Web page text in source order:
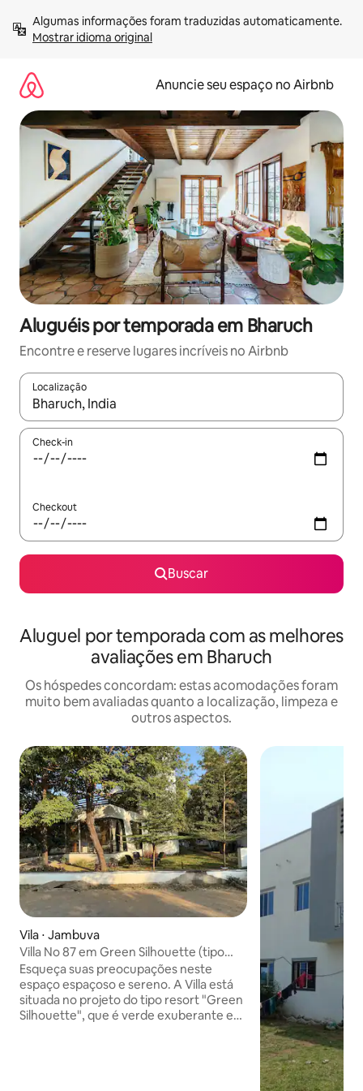
para
Mostrar idioma original
Anuncie seu espaço no Airbnb
Aluguéis por temporada em Bharuch
Encontre e reserve lugares incríveis no Airbnb
Localização
Quando os resultados estiverem disponíveis, explore-os
Check-in
Checkout
Buscar
Aluguel por temporada com as melhores
avaliações em Bharuch
Os hóspedes concordam: estas acomodações foram
muito bem avaliadas quanto a localização, limpeza e
outros aspectos.
Vila ⋅ Jambuva
Villa No 87 em Green Silhouette (tipo
resort)
Esqueça suas preocupações neste
espaço espaçoso e sereno. A Villa está
situada no projeto do tipo resort "Green
Silhouette", que é verde exuberante e